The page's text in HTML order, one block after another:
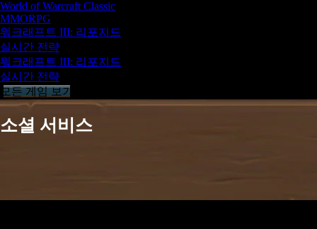
World of Warcraft Classic
MMORPG
워크래프트 III: 리포지드
실시간 전략
워크래프트 III: 리포지드
실시간 전략
모든 게임 보기
소셜 서비스